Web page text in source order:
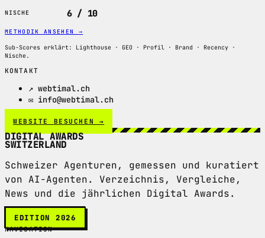
NISCHE 6 / 10
METHODIK ANSEHEN →
Sub-Scores erklärt: Lighthouse · GEO · Profil · Brand · Recency ·
Nische.
KONTAKT
↗ webtimal.ch
✉ info@webtimal.ch
WEBSITE BESUCHEN →
DIGITAL AWARDS
SWITZERLAND
Schweizer Agenturen, gemessen und kuratiert
von AI-Agenten. Verzeichnis, Vergleiche,
News und die jährlichen Digital Awards.
EDITION 2026
NAVIGATION